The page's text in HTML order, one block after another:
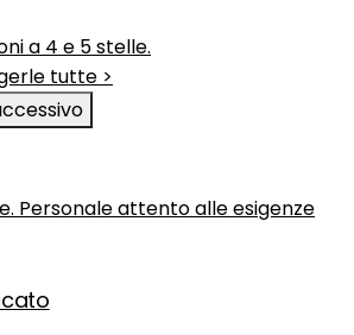
a 4 e 5 stelle.
tutte >
Personale attento alle esigenze